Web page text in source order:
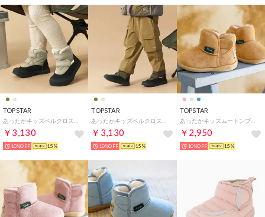
TOPSTAR
￥3,130
10%OFF 15%
TOPSTAR
￥3,130
10%OFF 15%
TOPSTAR
あったかキッズムートンブーツ （キャメル）
￥2,950
10%OFF 15%